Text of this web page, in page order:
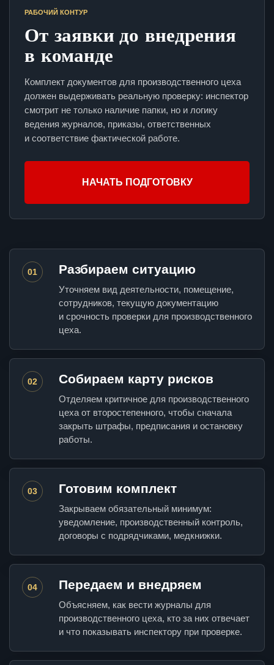
РАБОЧИЙ КОНТУР
От заявки до внедрения
в команде
Комплект документов для производственного цеха
должен выдерживать реальную проверку: инспектор
смотрит не только наличие папки, но и логику
ведения журналов, приказы, ответственных
и соответствие фактической работе.
НАЧАТЬ ПОДГОТОВКУ
01 Разбираем ситуацию
Уточняем вид деятельности, помещение,
сотрудников, текущую документацию
и срочность проверки для производственного
цеха.
02 Собираем карту рисков
Отделяем критичное для производственного
цеха от второстепенного, чтобы сначала
закрыть штрафы, предписания и остановку
работы.
03 Готовим комплект
Закрываем обязательный минимум:
уведомление, производственный контроль,
договоры с подрядчиками, медкнижки.
04 Передаем и внедряем
Объясняем, как вести журналы для
производственного цеха, кто за них отвечает
и что показывать инспектору при проверке.